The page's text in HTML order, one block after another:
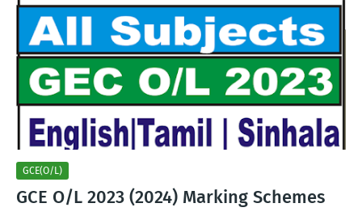
GCE(O/L)
GCE O/L 2023 (2024) Marking Schemes